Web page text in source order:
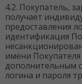
4.2. Покупатель,
получает
предоставления
идентификация
имени
дополнительным
логина и пароля